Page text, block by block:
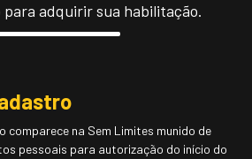
para adquirir sua habilitação.
comparece na Sem Limites munido de
pessoais para autorização do início do